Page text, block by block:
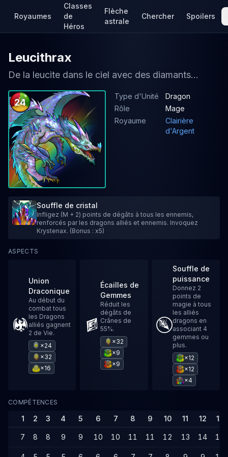
Royaumes
Classes
de
Héros
Flèche
astrale
Chercher Spoilers
Leucithrax
De la leucite dans le ciel avec des diamants...
24
Type d'Unité
Dragon
Rôle
Mage
Royaume
Clairière
d'Argent
Souffle de cristal
Infligez (M + 2) points de dégâts à tous les ennemis,
renforcés par les dragons alliés et ennemis. Invoquez
Krystenax. (Bonus : x5)
ASPECTS
Union
Draconique
Au début du
combat tous
les Dragons
alliés gagnent
2 de Vie.
×24
×32
×16
Écailles de
Gemmes
Réduit les
dégâts de
Crânes de
55%.
×32
×9
×9
Souffle de
puissance
Donnez 2
points de
magie à tous
les alliés
dragons en
associant 4
gemmes ou
plus.
×12
×12
×4
COMPÉTENCES
1 2 3 4 5 6 7 8 9 10 11 12 13
7 8 8 9 9 10 10 11 11 12 13 14 14